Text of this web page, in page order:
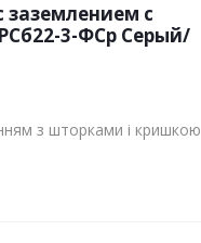
заземлением с
3-ФСр Серый/
з шторками і кришкою